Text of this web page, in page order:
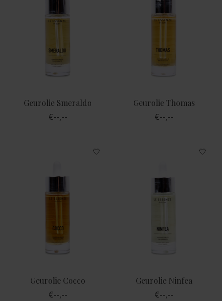
Geurolie Smeraldo
€--,--
Geurolie Thomas
€--,--
Geurolie Cocco
€--,--
Geurolie Ninfea
€--,--